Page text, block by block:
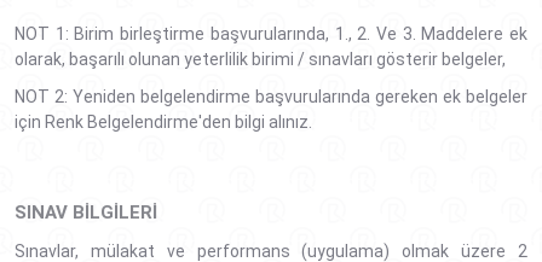
NOT 1: Birim birleştirme başvurularında, 1., 2. Ve 3. Maddelere ek
olarak, başarılı olunan yeterlilik birimi / sınavları gösterir belgeler,
NOT 2: Yeniden belgelendirme başvurularında gereken ek belgeler
için Renk Belgelendirme'den bilgi alınız.
SINAV BILGILERI
Sınavlar, mülakat ve performans (uygulama) olmak üzere 2